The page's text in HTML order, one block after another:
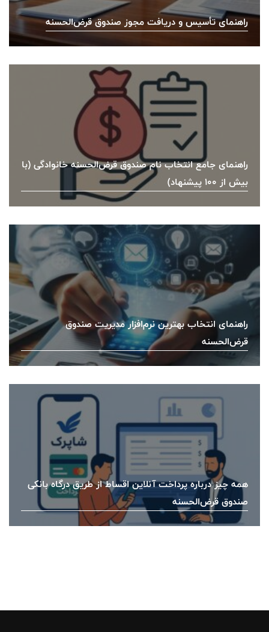
راهنمای تأسیس و دریافت مجوز صندوق قرض‌الحسنه
راهنمای جامع انتخاب نام صندوق قرض‌الحسنه خانوادگی (با
بیش از ۱۰۰ پیشنهاد)
راهنمای انتخاب بهترین نرم‌افزار مدیریت صندوق
قرض‌الحسنه
همه چیز درباره پرداخت آنلاین اقساط از طریق درگاه بانکی
صندوق قرض‌الحسنه